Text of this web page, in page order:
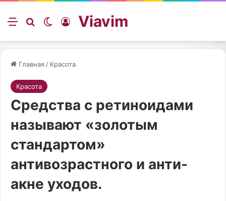
Меню ИскатьSwitch skin
Войти
Viavim
Главная / Красота
Красота
Средства с ретиноидами
называют «золотым
стандартом»
антивозрастного и анти-
акне уходов.